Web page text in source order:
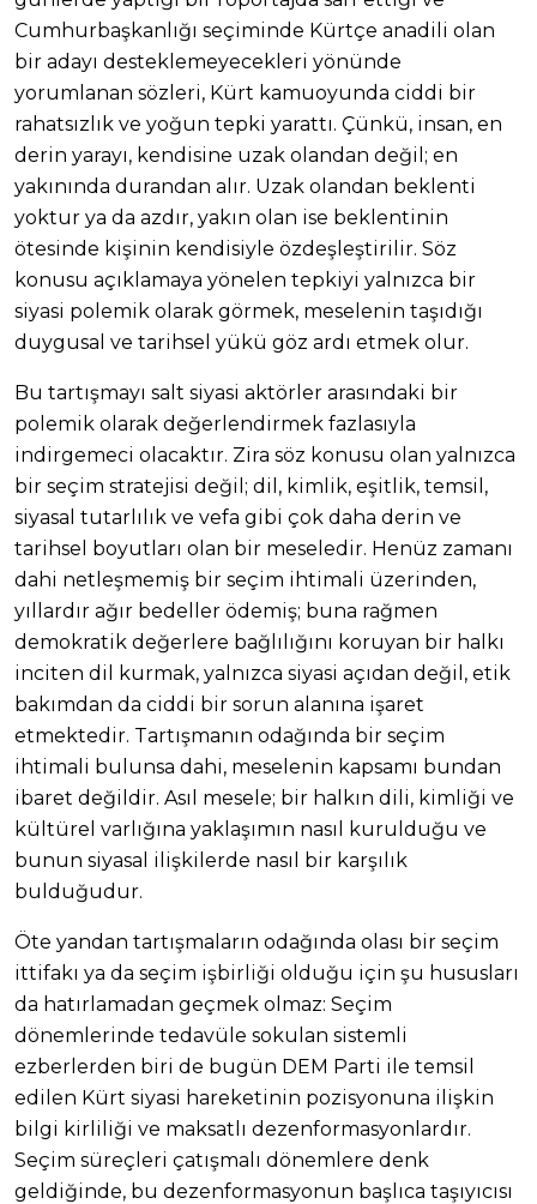
Cumhurbaşkanlığı seçiminde Kürtçe anadili olan
bir adayı desteklemeyecekleri yönünde
yorumlanan sözleri, Kürt kamuoyunda ciddi bir
rahatsızlık ve yoğun tepki yarattı. Çünkü, insan, en
derin yarayı, kendisine uzak olandan değil; en
yakınında durandan alır. Uzak olandan beklenti
yoktur ya da azdır, yakın olan ise beklentinin
ötesinde kişinin kendisiyle özdeşleştirilir. Söz
konusu açıklamaya yönelen tepkiyi yalnızca bir
siyasi polemik olarak görmek, meselenin taşıdığı
duygusal ve tarihsel yükü göz ardı etmek olur.
Bu tartışmayı salt siyasi aktörler arasındaki bir
polemik olarak değerlendirmek fazlasıyla
indirgemeci olacaktır. Zira söz konusu olan yalnızca
bir seçim stratejisi değil; dil, kimlik, eşitlik, temsil,
siyasal tutarlılık ve vefa gibi çok daha derin ve
tarihsel boyutları olan bir meseledir. Henüz zamanı
dahi netleşmemiş bir seçim ihtimali üzerinden,
yıllardır ağır bedeller ödemiş; buna rağmen
demokratik değerlere bağlılığını koruyan bir halkı
inciten dil kurmak, yalnızca siyasi açıdan değil, etik
bakımdan da ciddi bir sorun alanına işaret
etmektedir. Tartışmanın odağında bir seçim
ihtimali bulunsa dahi, meselenin kapsamı bundan
ibaret değildir. Asıl mesele; bir halkın dili, kimliği ve
kültürel varlığına yaklaşımın nasıl kurulduğu ve
bunun siyasal ilişkilerde nasıl bir karşılık
bulduğudur.
Öte yandan tartışmaların odağında olası bir seçim
ittifakı ya da seçim işbirliği olduğu için şu hususları
da hatırlamadan geçmek olmaz: Seçim
dönemlerinde tedavüle sokulan sistemli
ezberlerden biri de bugün DEM Parti ile temsil
edilen Kürt siyasi hareketinin pozisyonuna ilişkin
bilgi kirliliği ve maksatlı dezenformasyonlardır.
Seçim süreçleri çatışmalı dönemlere denk
geldiğinde, bu dezenformasyonun başlıca taşıyıcısı